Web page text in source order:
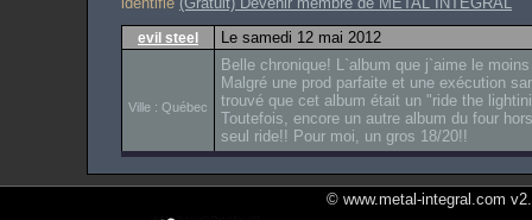
evil steel Le samedi 12 mai 2012
Ville : Québec
Belle chronique! L`album que j`aime le
Malgré une prod parfaite et une exécution
trouvé que cet album était un "ride the
Toutefois, encore un autre album du four
seul ride!! Pour moi, un gros 18/20!!
© www.metal-integral.com